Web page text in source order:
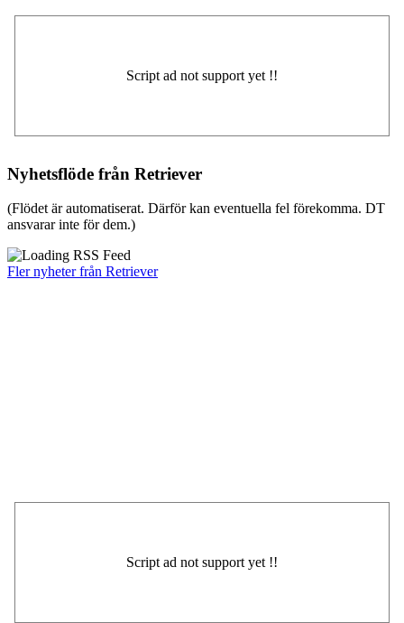
Nyhetsflöde från Retriever
(Flödet är automatiserat. Därför kan eventuella fel förekomma. DT
ansvarar inte för dem.)
Fler nyheter från Retriever